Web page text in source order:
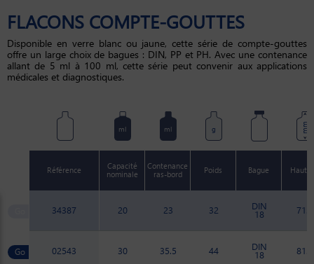
FLACONS COMPTE-GOUTTES
Disponible en verre blanc ou jaune, cette série de compte-gouttes
offre un large choix de bagues : DIN, PP et PH. Avec une contenance
allant de 5 ml à 100 ml, cette série peut convenir aux applications
médicales et diagnostiques.
ml ml g mm
Référence
Capacité
nominale
Contenance
ras-bord
Poids Bague
34387 20 23 32 DIN
18 71.5
02543 30 35.5 44 DIN
18 81.1